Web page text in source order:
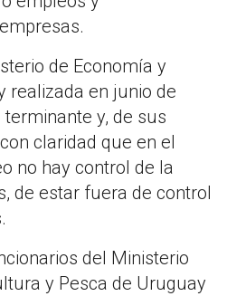
de Economía y
realizada en junio de
terminante y, de sus
claridad que en el
no hay control de la
de estar fuera de control
del Ministerio
y Pesca de Uruguay